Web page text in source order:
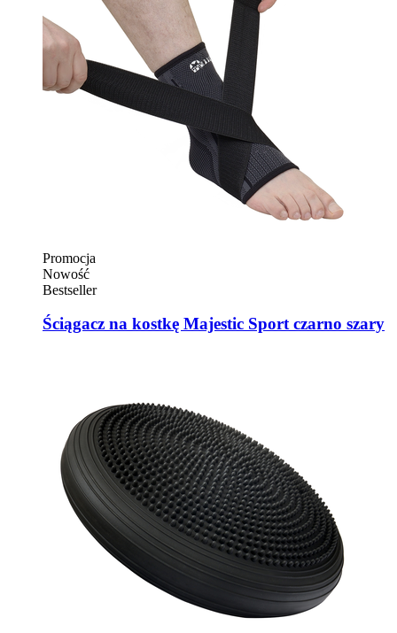
Promocja
Nowość
Bestseller
Ściągacz na kostkę Majestic Sport czarno szary